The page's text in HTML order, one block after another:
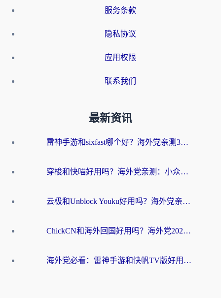
服务条款
隐私协议
应用权限
联系我们
最新资讯
雷神手游和sixfast哪个好？海外党亲测3款回国加速器，教你选对不踩坑
穿梭和快喵好用吗？海外党亲测：小众加速器对比+番茄加速器深度体验
云极和Unblock Youku好用吗？海外党亲测+2026回国加速器避坑指南
ChickCN和海外回国好用吗？海外党2026亲测：从手游到影音，选对加速器的3个关键
海外党必看：雷神手游和快帆TV版好用吗？3步选对回国加速器不踩坑